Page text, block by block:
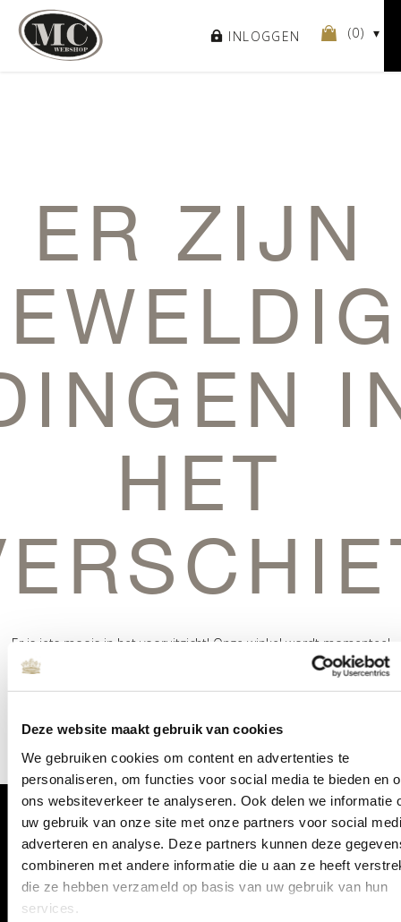
Deze website maakt gebruik van cookies
We gebruiken cookies om content en advertenties te
personaliseren, om functies voor social media te bieden en
ons websiteverkeer te analyseren. Ook delen we informatie
uw gebruik van onze site met onze partners voor social
adverteren en analyse. Deze partners kunnen deze
combineren met andere informatie die u aan ze heeft
die ze hebben verzameld op basis van uw gebruik van hun
services.
INLOGGEN (0)
ER ZIJN
HET
Er is iets moois in het vooruitzicht! Onze winkel wordt momenteel
gebouwd en zal binnenkort online komen!
ONTVANG DE LAATSTE AANBIEDINGEN: